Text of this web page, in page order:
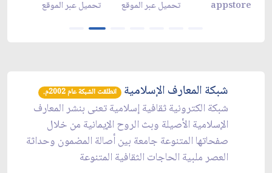
تحميل عبر الموقع appstore appgallery
شبكة المعارف الإسلامية انطلقت الشبكة عام 2002م.
شبكة الكترونية ثقافية إسلامية تعنى بنشر المعارف
الإسلامية الأصيلة وبث الروح الإيمانية من خلال
صفحاتها المتنوعة جامعة بين أصالة المضمون وحداثة
العصر ملبية الحاجات الثقافية المتنوعة